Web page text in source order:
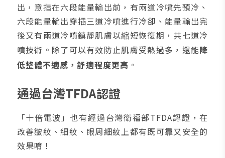
出，意指在六段能量輸出前，有兩道冷噴先預冷、
六段能量輸出穿插三道冷噴進行冷卻、能量輸出完
後又有兩道冷噴鎮靜肌膚以縮短恢復期，共七道冷
噴技術。除了可以有效防止肌膚受熱過多，還能降
低整體不適感，舒適程度更高 。
通過台灣TFDA認證
「十倍電波」也有經過台灣衛福部TFDA認證，在
改善皺紋、細紋、眼周細紋上都有既可靠又安全的
效果唷！